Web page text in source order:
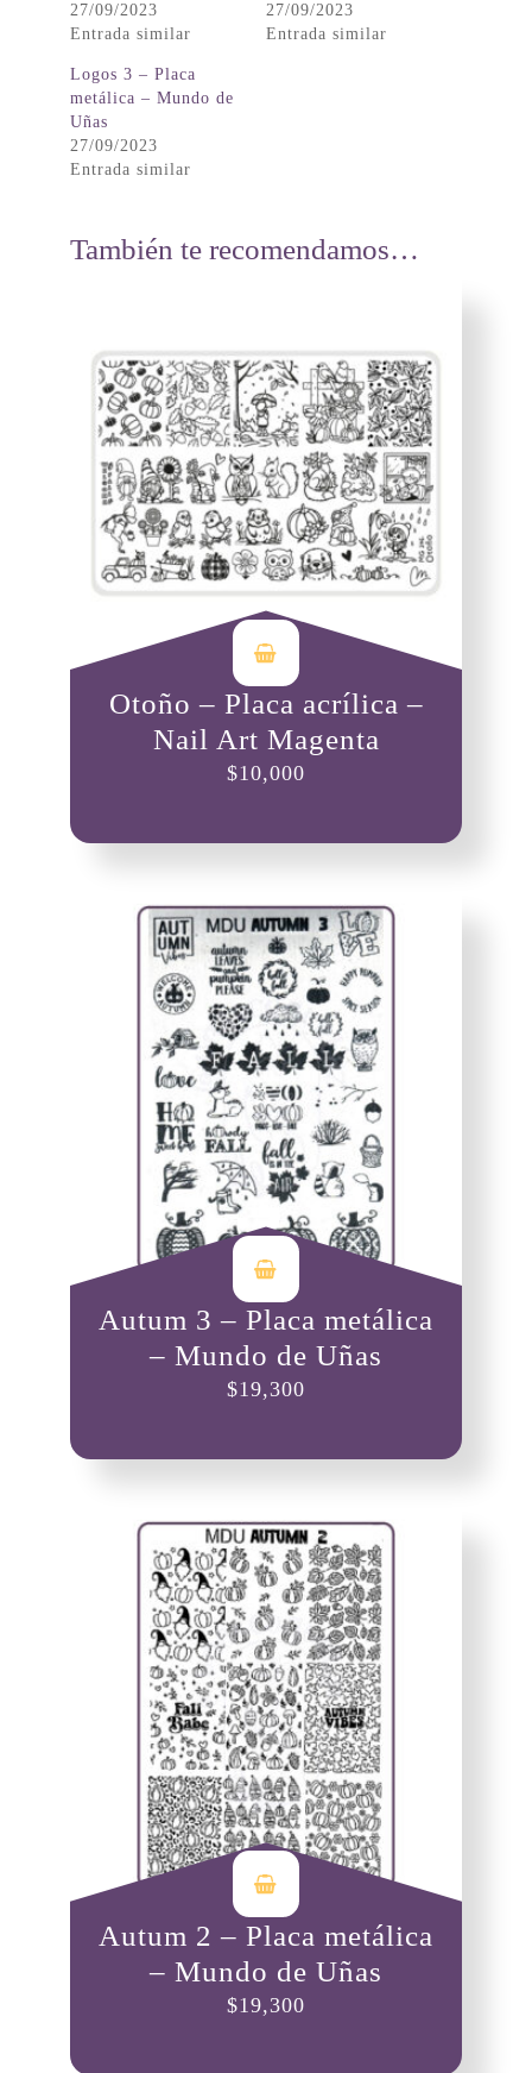
27/09/2023
Entrada similar
27/09/2023
Entrada similar
Logos 3 – Placa
metálica – Mundo de
Uñas
27/09/2023
Entrada similar
También te recomendamos…
Otoño – Placa acrílica –
Nail Art Magenta
$10,000
Autum 3 – Placa metálica
– Mundo de Uñas
$19,300
Autum 2 – Placa metálica
– Mundo de Uñas
$19,300